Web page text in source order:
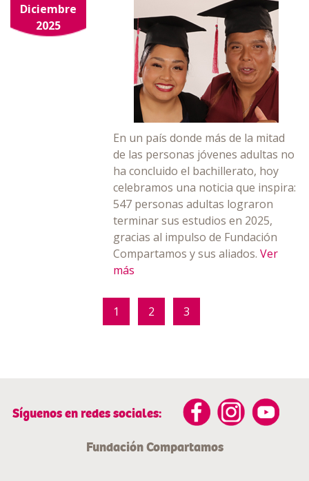
Diciembre
2025
En un país donde más de la mitad
de las personas jóvenes adultas no
ha concluido el bachillerato, hoy
celebramos una noticia que inspira:
547 personas adultas lograron
terminar sus estudios en 2025,
gracias al impulso de Fundación
Compartamos y sus aliados.Ver
más
1 2 3
Síguenos en redes sociales:
Fundación Compartamos